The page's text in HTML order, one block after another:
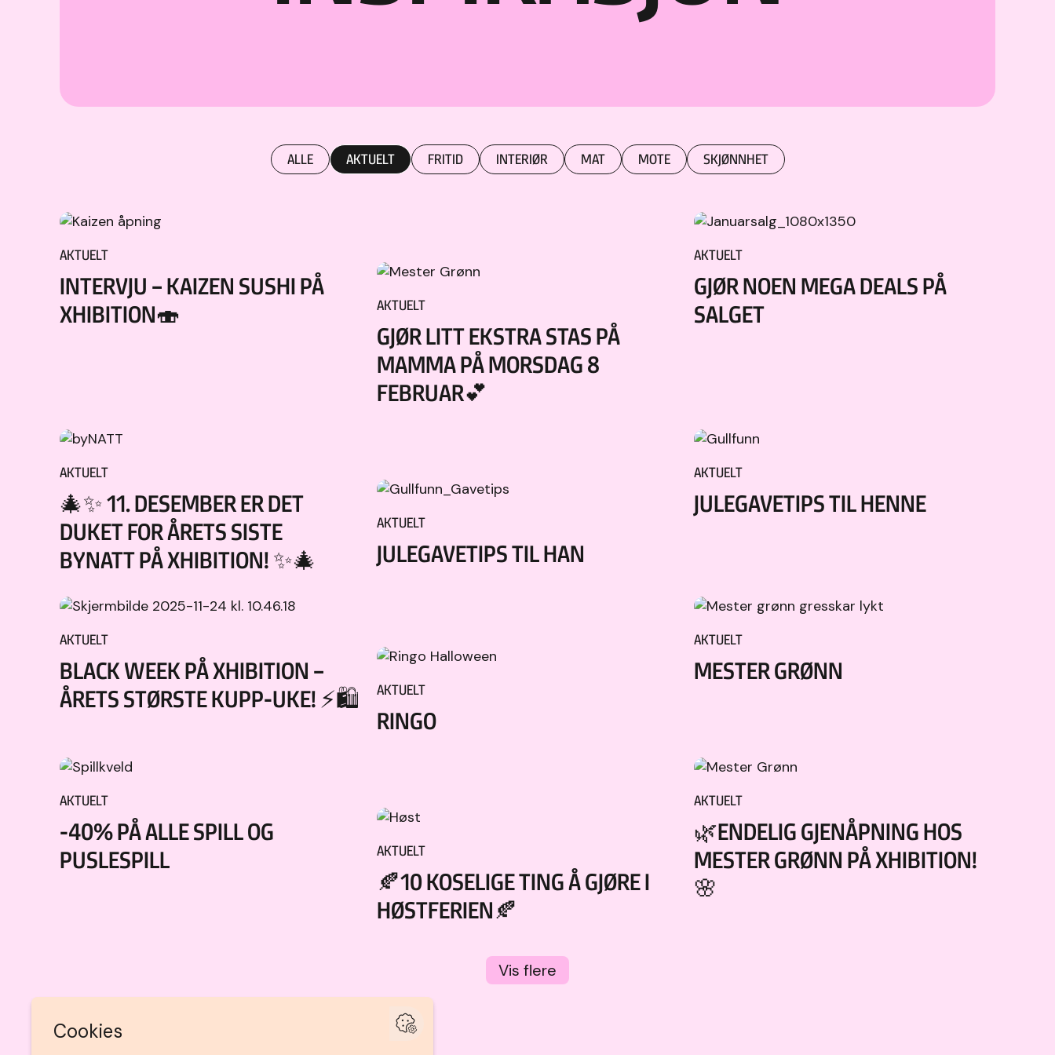
ALLE AKTUELT FRITID INTERIØR MAT MOTE SKJØNNHET
AKTUELT
INTERVJU – KAIZEN SUSHI PÅ
XHIBITION🍣
AKTUELT
GJØR LITT EKSTRA STAS PÅ
MAMMA PÅ MORSDAG 8
FEBRUAR💕
AKTUELT
GJØR NOEN MEGA DEALS PÅ
SALGET
AKTUELT
🎄✨ 11. DESEMBER ER DET
DUKET FOR ÅRETS SISTE
BYNATT PÅ XHIBITION! ✨🎄
AKTUELT
JULEGAVETIPS TIL HAN
AKTUELT
JULEGAVETIPS TIL HENNE
AKTUELT
BLACK WEEK PÅ XHIBITION –
ÅRETS STØRSTE KUPP-UKE! ⚡🛍️
AKTUELT
RINGO
AKTUELT
MESTER GRØNN
AKTUELT
-40% PÅ ALLE SPILL OG
PUSLESPILL
AKTUELT
🍂10 KOSELIGE TING Å GJØRE I
HØSTFERIEN🍂
AKTUELT
🌿ENDELIG GJENÅPNING HOS
MESTER GRØNN PÅ XHIBITION!
🌸
Vis flere